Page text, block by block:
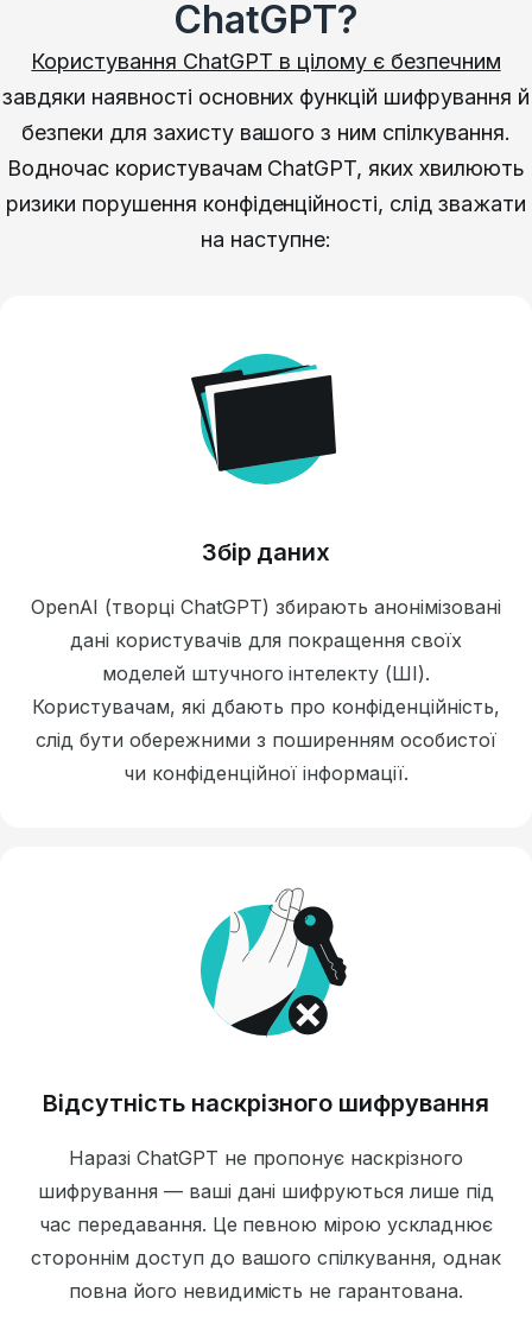
ChatGPT?
Користування ChatGPT в цілому є безпечним
завдяки наявності основних функцій шифрування й
безпеки для захисту вашого з ним спілкування.
Водночас користувачам ChatGPT, яких хвилюють
ризики порушення конфіденційності, слід зважати
на наступне:
Збір даних
OpenAI (творці ChatGPT) збирають анонімізовані
дані користувачів для покращення своїх
моделей штучного інтелекту (ШІ).
Користувачам, які дбають про конфіденційність,
слід бути обережними з поширенням особистої
чи конфіденційної інформації.
Відсутність наскрізного шифрування
Наразі ChatGPT не пропонує наскрізного
шифрування — ваші дані шифруються лише під
час передавання. Це певною мірою ускладнює
стороннім доступ до вашого спілкування, однак
повна його невидимість не гарантована.